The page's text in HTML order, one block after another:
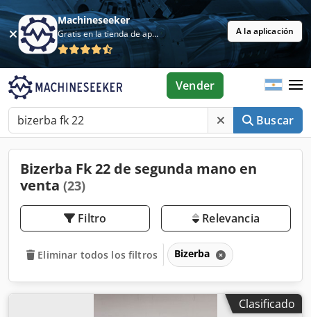
Machineseeker
Gratis en la tienda de aplicaciones A la aplicación
Buscar
Vender
Bizerba Fk 22 de segunda mano en
venta (23)
Filtro Relevancia
Eliminar todos los filtros Bizerba
Clasificado